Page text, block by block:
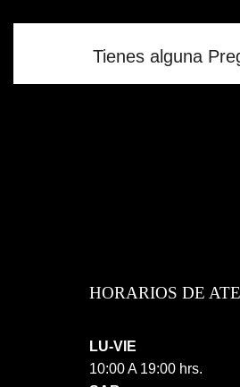
Tienes alguna
HORARIOS DE
LU-VIE
10:00 A 19:00 hrs.